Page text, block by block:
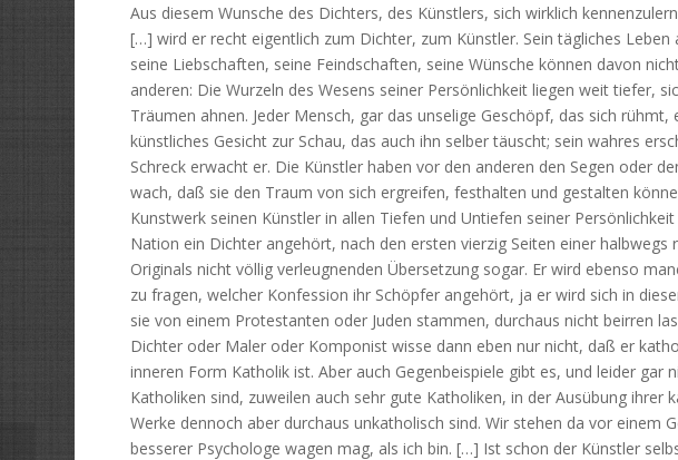
Aus diesem Wunsche des Dichters, des Künstlers, sich wirklich
[…] wird er recht eigentlich zum Dichter, zum Künstler. Sein tägliches
seine Liebschaften, seine Feindschaften, seine Wünsche können davon
anderen: Die Wurzeln des Wesens seiner Persönlichkeit liegen weit tiefer,
Träumen ahnen. Jeder Mensch, gar das unselige Geschöpf, das sich
künstliches Gesicht zur Schau, das auch ihn selber täuscht; sein wahres
Schreck erwacht er. Die Künstler haben vor den anderen den Segen oder
wach, daß sie den Traum von sich ergreifen, festhalten und gestalten
Kunstwerk seinen Künstler in allen Tiefen und Untiefen seiner
Nation ein Dichter angehört, nach den ersten vierzig Seiten einer halbwegs
Originals nicht völlig verleugnenden Übersetzung sogar. Er wird ebenso
zu fragen, welcher Konfession ihr Schöpfer angehört, ja er wird sich in
sie von einem Protestanten oder Juden stammen, durchaus nicht beirren
Dichter oder Maler oder Komponist wisse dann eben nur nicht, daß er
inneren Form Katholik ist. Aber auch Gegenbeispiele gibt es, und leider gar
Katholiken sind, zuweilen auch sehr gute Katholiken, in der Ausübung ihrer
Werke dennoch aber durchaus unkatholisch sind. Wir stehen da vor einem
besserer Psychologe wagen mag, als ich bin. […] Ist schon der Künstler